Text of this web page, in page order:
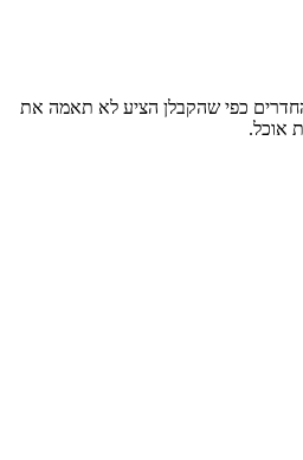
את הדירה לצורכיהם. חלוקת החדרים כפי שהקבלן הציע לא תאמה את
אוכל.